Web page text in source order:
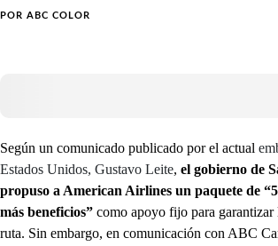
POR ABC COLOR
Según un comunicado publicado por el actual
Estados Unidos, Gustavo Leite, el gobierno de
propuso a American Airlines un paquete de
más beneficios” como apoyo fijo para garantizar
ruta. Sin embargo, en comunicación con ABC